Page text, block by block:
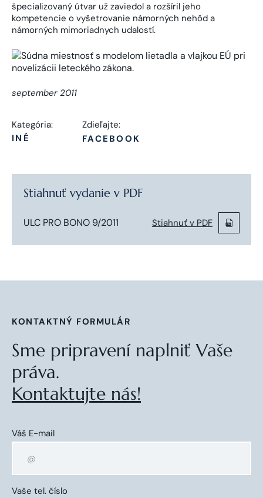
špecializovaný útvar už zaviedol a rozšíril jeho
kompetencie o vyšetrovanie námorných nehôd a
námorných mimoriadnych udalostí.
september 2011
Kategória:
INÉ
Zdieľajte:
FACEBOOK
Stiahnuť vydanie v PDF
ULC PRO BONO 9/2011 Stiahnuť v PDF
KONTAKTNÝ FORMULÁR
Sme pripravení naplniť Vaše
práva.
Kontaktujte nás!
Váš E-mail
Vaše tel. číslo